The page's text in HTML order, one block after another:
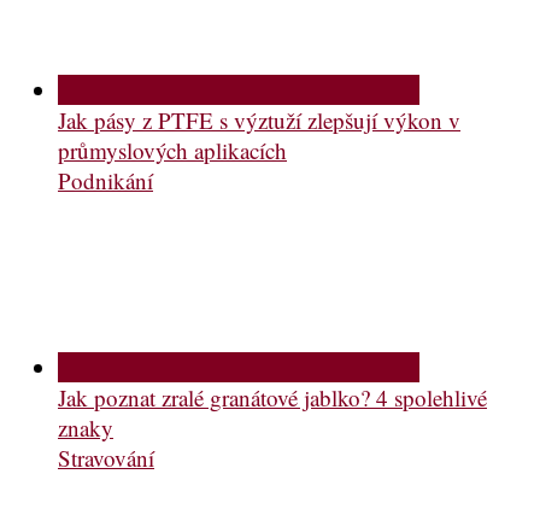
Jak pásy z PTFE s výztuží zlepšují výkon v
průmyslových aplikacích
Podnikání
Jak poznat zralé granátové jablko? 4 spolehlivé
znaky
Stravování